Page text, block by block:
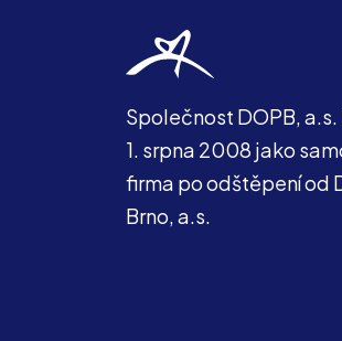
Společnost DOPB,
1. srpna 2008 jako
firma po odštěpení od
Brno, a.s.